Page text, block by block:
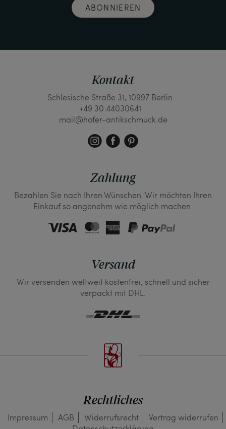
ABONNIEREN
Kontakt
Schlesische Straße 31, 10997 Berlin
+49 30 44030641
mail@hofer-antikschmuck.de
Zahlung
Bezahlen Sie nach Ihren Wünschen. Wir möchten Ihren
Einkauf so angenehm wie möglich machen.
Versand
Wir versenden weltweit kostenfrei, schnell und sicher
verpackt mit DHL.
Rechtliches
Impressum AGB Widerrufs­recht
Vertrag widerrufen